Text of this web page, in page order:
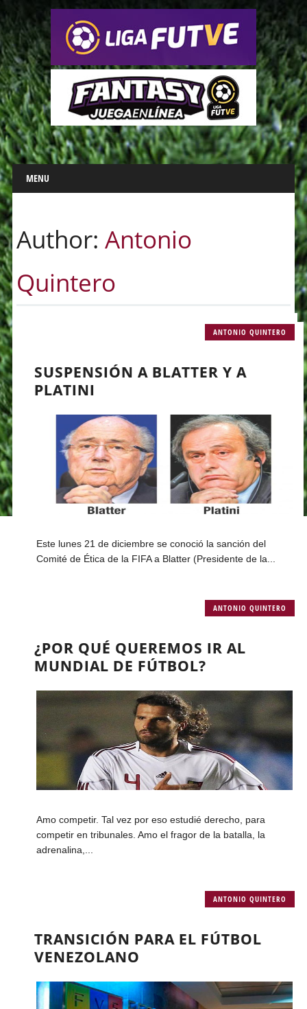
Main menu
Skip
to
content
MENU
Author: Antonio
Quintero
ANTONIO QUINTERO
SUSPENSIÓN A BLATTER Y A
PLATINI
Este lunes 21 de diciembre se conoció la sanción del
Comité de Ética de la FIFA a Blatter (Presidente de la...
ANTONIO QUINTERO
¿POR QUÉ QUEREMOS IR AL
MUNDIAL DE FÚTBOL?
Amo competir. Tal vez por eso estudié derecho, para
competir en tribunales. Amo el fragor de la batalla, la
adrenalina,...
ANTONIO QUINTERO
TRANSICIÓN PARA EL FÚTBOL
VENEZOLANO